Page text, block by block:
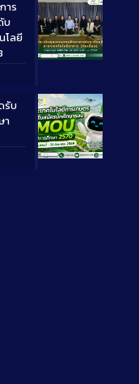
Long
าร
บ
โลยี
Long
รับ
า